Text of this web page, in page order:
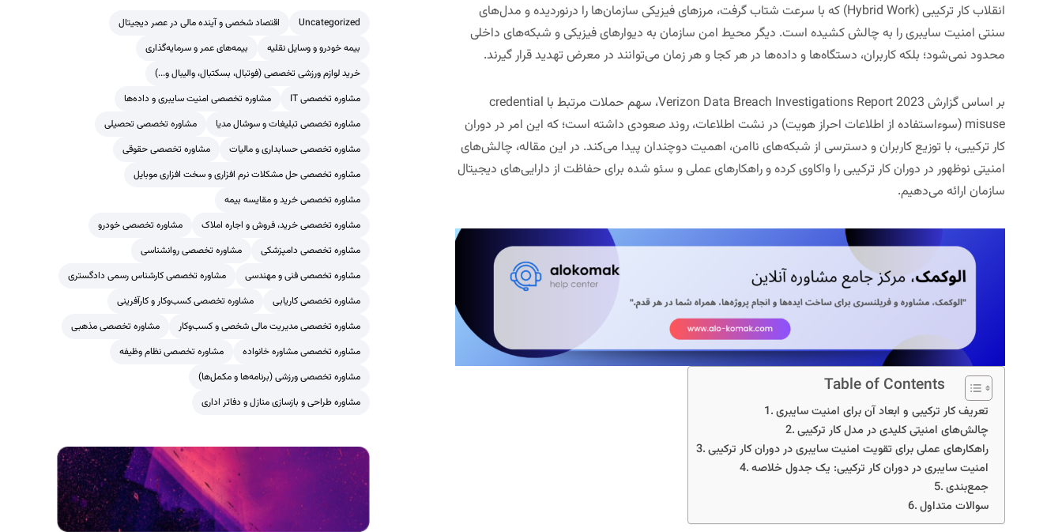
انقلاب کار ترکیبی (Hybrid Work) که با سرعت شتاب گرفت، مرزهای فیزیکی سازمان‌ها را درنوردیده و مدل‌های
سنتی امنیت سایبری را به چالش کشیده است. دیگر محیط امن سازمان به دیوارهای فیزیکی و شبکه‌های داخلی
محدود نمی‌شود؛ بلکه کاربران، دستگاه‌ها و داده‌ها در هر کجا و هر زمان می‌توانند در معرض تهدید قرار گیرند.
بر اساس گزارش Verizon Data Breach Investigations Report 2023، سهم حملات مرتبط با credential
misuse (سوءاستفاده از اطلاعات احراز هویت) در نشت اطلاعات، روند صعودی داشته است؛ که این امر در دوران
کار ترکیبی، با توزیع کاربران و دسترسی از شبکه‌های ناامن، اهمیت دوچندان پیدا می‌کند. در این مقاله، چالش‌های
امنیتی نوظهور در دوران کار ترکیبی را واکاوی کرده و راهکارهای عملی و سئو شده برای حفاظت از دارایی‌های دیجیتال
سازمان ارائه می‌دهیم.
Table of Contents
تعریف کار ترکیبی و ابعاد آن برای امنیت سایبری
چالش‌های امنیتی کلیدی در مدل کار ترکیبی
راهکارهای عملی برای تقویت امنیت سایبری در دوران کار ترکیبی
امنیت سایبری در دوران کار ترکیبی: یک جدول خلاصه
جمع‌بندی
سوالات متداول
Uncategorized
اقتصاد شخصی و آینده مالی در عصر دیجیتال
بیمه خودرو و وسایل نقلیه
بیمه‌های عمر و سرمایه‌گذاری
خرید لوازم ورزشی تخصصی (فوتبال، بسکتبال، والیبال و...)
مشاوره تخصصی IT
مشاوره تخصصی امنیت سایبری و داده‌ها
مشاوره تخصصی تبلیغات و سوشال مدیا
مشاوره تخصصی تحصیلی
مشاوره تخصصی حسابداری و مالیات
مشاوره تخصصی حقوقی
مشاوره تخصصی حل مشکلات نرم افزاری و سخت افزاری موبایل
مشاوره تخصصی خرید و مقایسه بیمه
مشاوره تخصصی خرید، فروش و اجاره املاک
مشاوره تخصصی خودرو
مشاوره تخصصی دامپزشکی
مشاوره تخصصی روانشناسی
مشاوره تخصصی فنی و مهندسی
مشاوره تخصصی کارشناس رسمی دادگستری
مشاوره تخصصی کاریابی
مشاوره تخصصی کسب‌وکار و کارآفرینی
مشاوره تخصصی مدیریت مالی شخصی و کسب‌وکار
مشاوره تخصصی مذهبی
مشاوره تخصصی مشاوره خانواده
مشاوره تخصصی نظام وظیفه
مشاوره تخصصی ورزشی (برنامه‌ها و مکمل‌ها)
مشاوره طراحی و بازسازی منازل و دفاتر اداری